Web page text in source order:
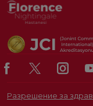
Разрешение за